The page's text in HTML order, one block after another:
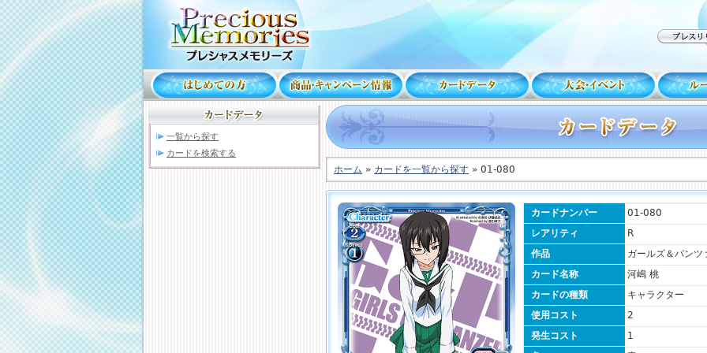
一覧から探す
カードを検索する
ホーム » カードを一覧から探す » 01-080
カードナンバー
01-080
レアリティ
R
作品
ガールズ＆パンツ
カード名称
河嶋 桃
カードの種類
キャラクター
使用コスト
2
発生コスト
1